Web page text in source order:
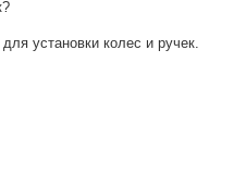
установки колес и ручек.